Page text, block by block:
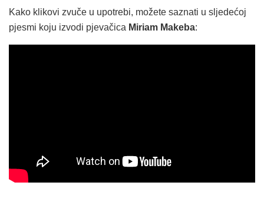
Kako klikovi zvuče u upotrebi, možete saznati u sljedećoj
pjesmi koju izvodi pjevačica Miriam Makeba: